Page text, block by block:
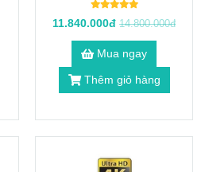
0432M-2L
11.840.000đ 14.800.000đ
Mua ngay
Thêm giỏ hàng